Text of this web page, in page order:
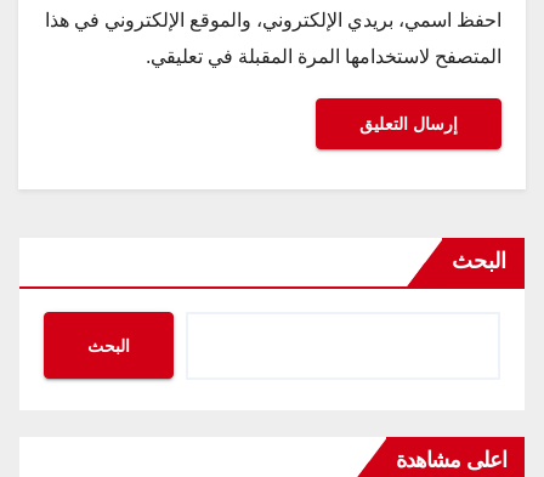
احفظ اسمي، بريدي الإلكتروني، والموقع الإلكتروني في هذا
المتصفح لاستخدامها المرة المقبلة في تعليقي.
البحث
البحث
اعلى مشاهدة